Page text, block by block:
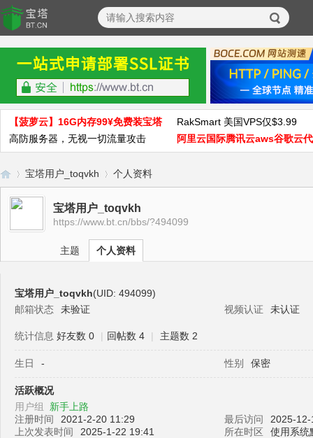
【菠萝云】16G内存99¥免费装宝塔
RakSmart 美国VPS仅$3.99
高防服务器，无视一切流量攻击
阿里云国际腾讯云aws谷歌云
宝›
宝塔用户_toqvkh 个人资料
宝塔用户_toqvkh
https://www.bt.cn/bbs/?494099
主题 个人资料
宝塔用户_toqvkh(UID: 494099)
邮箱状态
未验证 视频认证 未认证
统计信息 好友数 0 | 回帖数 4 | 主题数 2
生日 - 性别 保密
活跃概况
用户组 新手上路
注册时间
2021-2-20 11:29 最后访问
2025-
上次发表时间
2025-1-22 19:41 所在时区 使用系统